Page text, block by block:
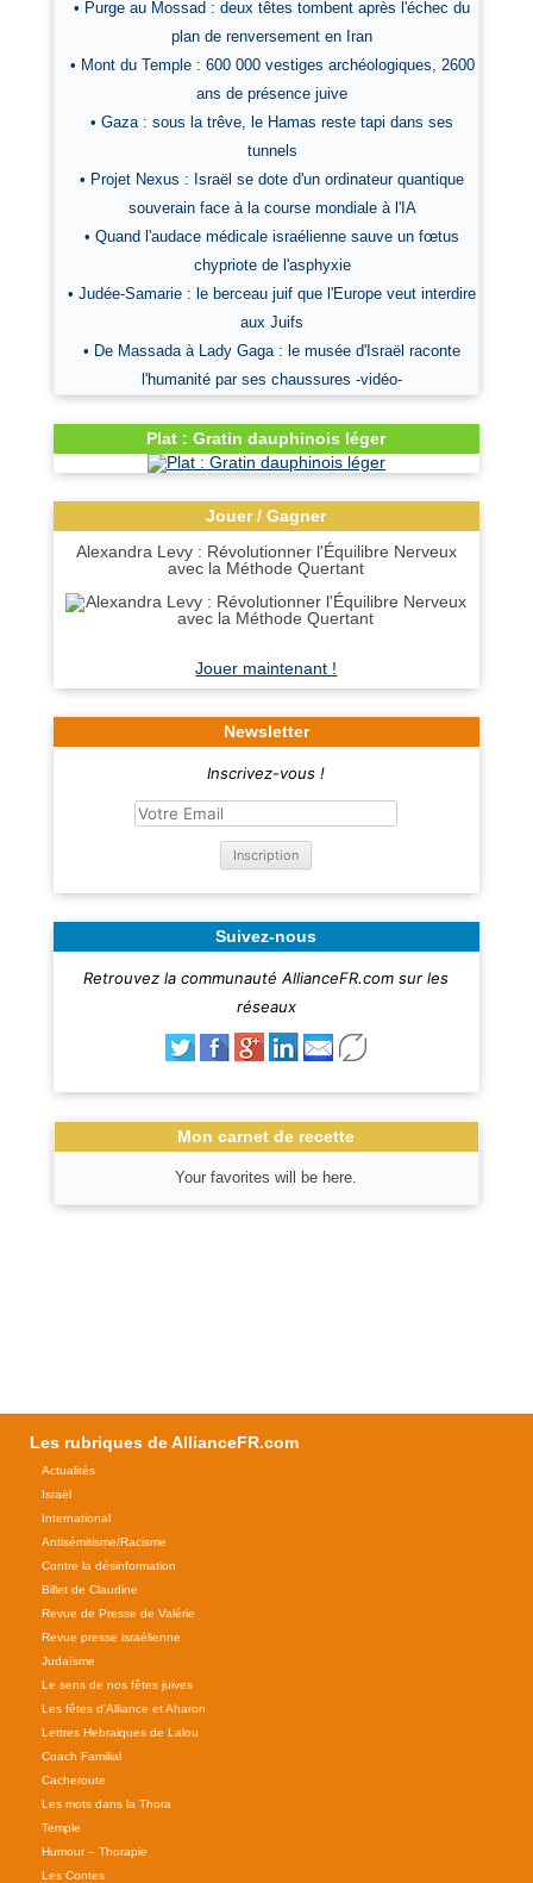
• Purge au Mossad : deux têtes tombent après l'échec du
plan de renversement en Iran
• Mont du Temple : 600 000 vestiges archéologiques, 2600
ans de présence juive
• Gaza : sous la trêve, le Hamas reste tapi dans ses
tunnels
• Projet Nexus : Israël se dote d'un ordinateur quantique
souverain face à la course mondiale à l'IA
• Quand l'audace médicale israélienne sauve un fœtus
chypriote de l'asphyxie
• Judée-Samarie : le berceau juif que l'Europe veut interdire
aux Juifs
• De Massada à Lady Gaga : le musée d'Israël raconte
l'humanité par ses chaussures -vidéo-
Plat : Gratin dauphinois léger
Jouer / Gagner
Alexandra Levy : Révolutionner l'Équilibre Nerveux
avec la Méthode Quertant
Jouer maintenant !
Newsletter
Inscrivez-vous !
Suivez-nous
Retrouvez la communauté AllianceFR.com sur les
réseaux
Mon carnet de recette
Your favorites will be here.
Les rubriques de AllianceFR.com
Actualités
Israël
International
Antisémitisme/Racisme
Contre la désinformation
Billet de Claudine
Revue de Presse de Valérie
Revue presse israélienne
Judaïsme
Le sens de nos fêtes juives
Les fêtes d'Alliance et Aharon
Lettres Hebraiques de Lalou
Coach Familial
Cacheroute
Les mots dans la Thora
Temple
Humour – Thorapie
Les Contes